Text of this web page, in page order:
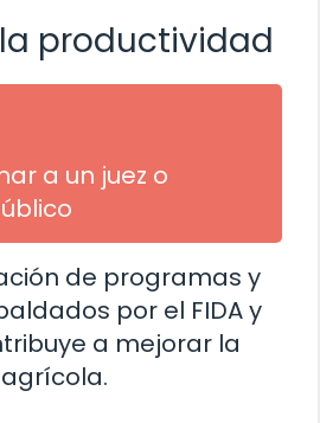
productividad
a un juez o
de programas y
por el FIDA y
a mejorar la